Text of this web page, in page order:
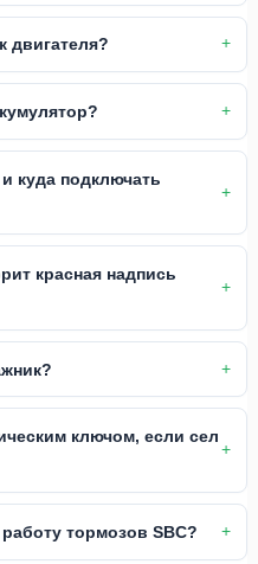
двигателя?
куда подключать
красная надпись
ключом, если сел
тормозов SBC?